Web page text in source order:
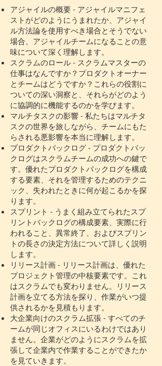
アジャイルの概要 - アジャイルマニフェ
ストがどのようにうまれたか、アジャイ
ル方法論を使用すべき場合とそうでない
場合、アジャイルチームになることの意
味について深く理解します。
スクラムのロール - スクラムマスターの
仕事はなんですか？プロダクトオーナー
とチームはどうですか？これらの役割に
ついての深い洞察と、それらがどのよう
に協調的に機能するのかを学びます。
マルチタスクの影響 - 私たちはマルチタ
スクの世界を旅しながら、チームにもた
らされる悪影響を本当に理解します。
プロダクトバックログ - プロダクトバッ
クログはスクラムチームの成功への鍵で
す。優れたプロダクトバックログを構成
する要素、それを管理するためのテクニ
ック、失われたときに何が起こるかを探
ります。
スプリント - うまく組み立てられたスプ
リントバックログの構成要素、実際に行
われること、異常終了、およびスプリン
トの長さの決定方法について詳しく説明
します。
リリース計画 - リリース計画は、優れた
プロジェクト管理の中核要素です。これ
はスクラムでも変わりません。リリース
計画を立てる方法を探り、作業がいつ提
供されるかを見積もります。
大企業向けのスクラム拡張 - すべてのチ
ームが同じオフィスにいるわけではあり
ません。企業がどのようにスクラムを拡
張して企業内で作業することができたか
を見ていきます。